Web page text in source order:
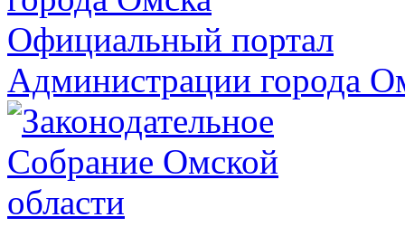
Официальный портал
Администрации города